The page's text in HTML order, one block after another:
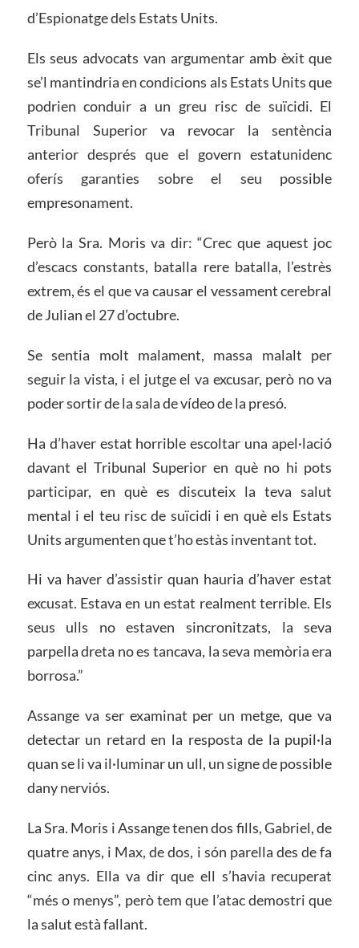
d’Espionatge dels Estats Units.
Els seus advocats van argumentar amb èxit que
se’l mantindria en condicions als Estats Units que
podrien conduir a un greu risc de suïcidi. El
Tribunal Superior va revocar la sentència
anterior després que el govern estatunidenc
oferís garanties sobre el seu possible
empresonament.
Però la Sra. Moris va dir: “Crec que aquest joc
d’escacs constants, batalla rere batalla, l’estrès
extrem, és el que va causar el vessament cerebral
de Julian el 27 d’octubre.
Se sentia molt malament, massa malalt per
seguir la vista, i el jutge el va excusar, però no va
poder sortir de la sala de vídeo de la presó.
Ha d’haver estat horrible escoltar una apel·lació
davant el Tribunal Superior en què no hi pots
participar, en què es discuteix la teva salut
mental i el teu risc de suïcidi i en què els Estats
Units argumenten que t’ho estàs inventant tot.
Hi va haver d’assistir quan hauria d’haver estat
excusat. Estava en un estat realment terrible. Els
seus ulls no estaven sincronitzats, la seva
parpella dreta no es tancava, la seva memòria era
borrosa.”
Assange va ser examinat per un metge, que va
detectar un retard en la resposta de la pupil·la
quan se li va il·luminar un ull, un signe de possible
dany nerviós.
La Sra. Moris i Assange tenen dos fills, Gabriel, de
quatre anys, i Max, de dos, i són parella des de fa
cinc anys. Ella va dir que ell s’havia recuperat
“més o menys”, però tem que l’atac demostri que
la salut està fallant.